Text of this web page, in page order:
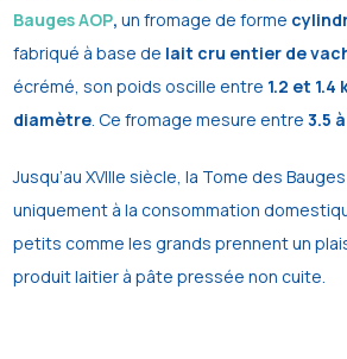
Bauges AOP, un fromage de forme
fabriqué à base de lait cru entier de
écrémé, son poids oscille entre 1.2 et 1.4
diamètre. Ce fromage mesure entre3.5
Jusqu’au XVIIIe siècle, la Tome des
uniquement à la consommation
petits comme les grands prennent un
produit laitier à pâte pressée non cuite.